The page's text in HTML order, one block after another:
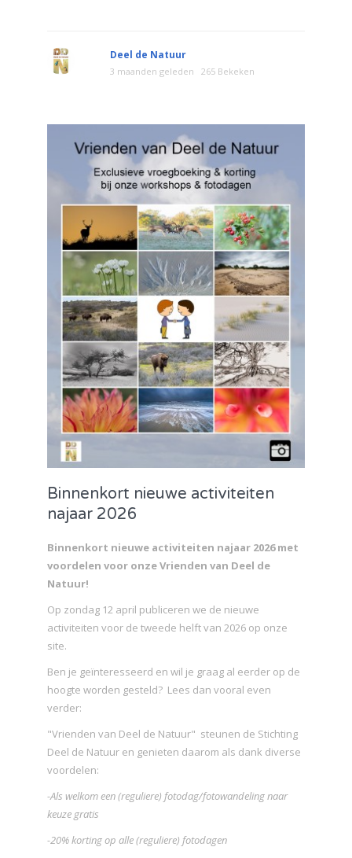
Deel de Natuur
3 maanden geleden 265 Bekeken
Binnenkort nieuwe activiteiten
najaar 2026
Binnenkort nieuwe activiteiten najaar 2026 met
voordelen voor onze Vrienden van Deel de
Natuur!
Op zondag 12 april publiceren we de nieuwe
activiteiten voor de tweede helft van 2026 op onze
site.
Ben je geïnteresseerd en wil je graag al eerder op de
hoogte worden gesteld? Lees dan vooral even
verder:
"Vrienden van Deel de Natuur" steunen de Stichting
Deel de Natuur en genieten daarom als dank diverse
voordelen:
-Als welkom een (reguliere) fotodag/fotowandeling naar
keuze gratis
-20% korting op alle (reguliere) fotodagen